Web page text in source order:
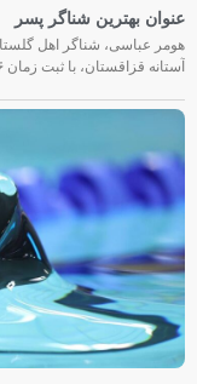
عنوان بهترین شناگر پسر
هومر عباسی، شناگر اهل
آستانه قزاقستان، با ثبت زمان ۲۵.۷۶ ثانیه در ماده ۵۰ متر کرال پشت به مدال طلا